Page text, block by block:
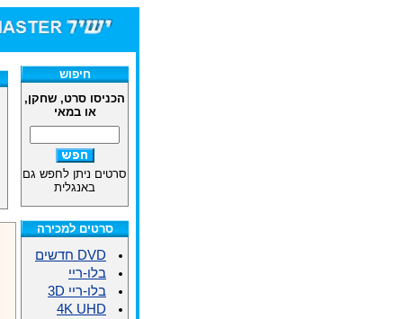
חיפוש
הכניסו סרט, שחקן,
או במאי
סרטים ניתן לחפש גם
באנגלית
סרטים למכירה
DVD חדשים
בלו-ריי
בלו-ריי 3D
4K UHD